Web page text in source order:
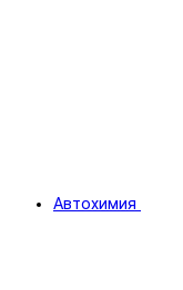
Автохимия